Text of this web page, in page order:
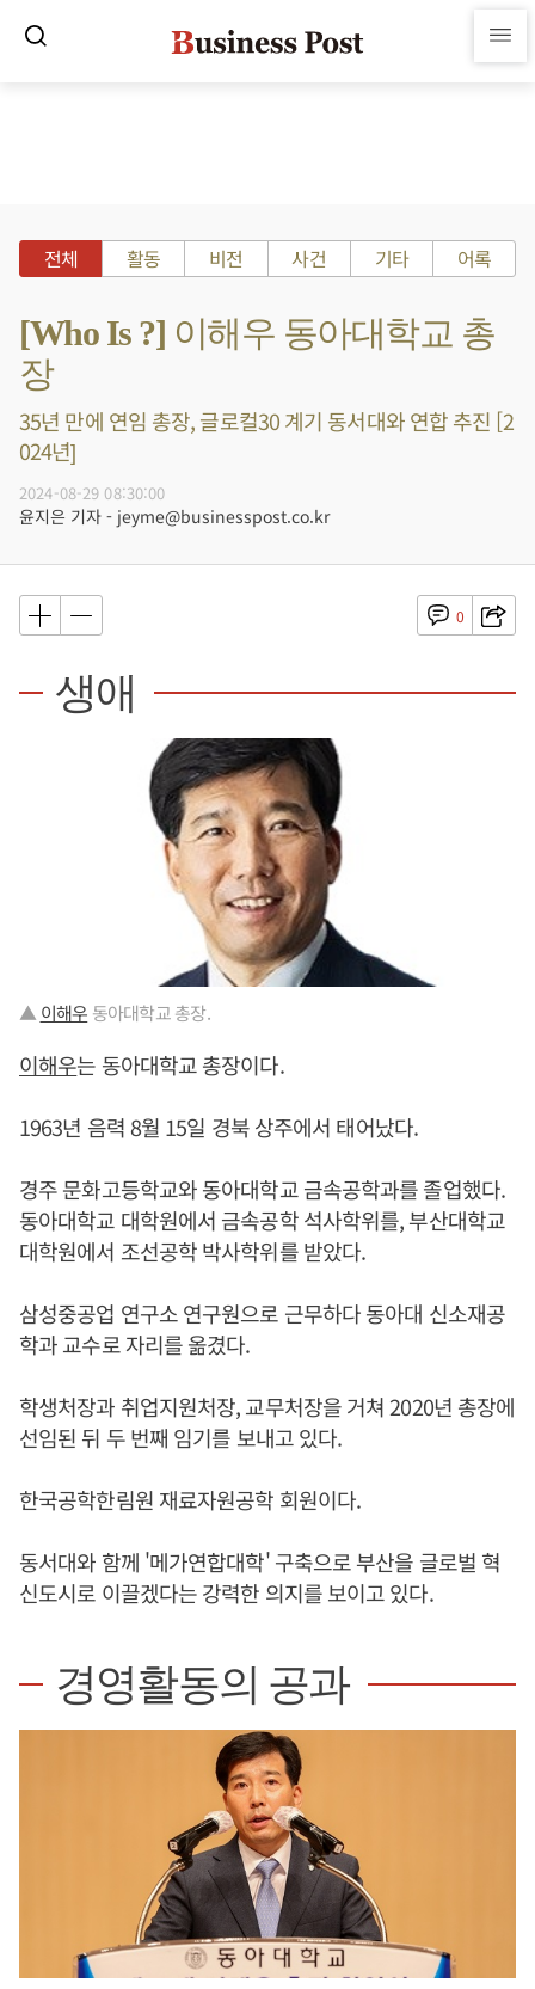
전체 활동 비전 사건 기타 어록
[Who Is ?] 이해우 동아대학교 총
장
35년 만에 연임 총장, 글로컬30 계기 동서대와 연합 추진 [2
024년]
2024-08-29 08:30:00
윤지은 기자 - jeyme@businesspost.co.kr
0
생애
▲ 이해우 동아대학교 총장.
이해우는 동아대학교 총장이다.
1963년 음력 8월 15일 경북 상주에서 태어났다.
경주 문화고등학교와 동아대학교 금속공학과를 졸업했다.
동아대학교 대학원에서 금속공학 석사학위를, 부산대학교
대학원에서 조선공학 박사학위를 받았다.
삼성중공업 연구소 연구원으로 근무하다 동아대 신소재공
학과 교수로 자리를 옮겼다.
학생처장과 취업지원처장, 교무처장을 거쳐 2020년 총장에
선임된 뒤 두 번째 임기를 보내고 있다.
한국공학한림원 재료자원공학 회원이다.
동서대와 함께 '메가연합대학' 구축으로 부산을 글로벌 혁
신도시로 이끌겠다는 강력한 의지를 보이고 있다.
경영활동의 공과